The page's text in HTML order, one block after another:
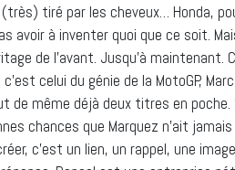
tiré par les cheveux… Honda,
avoir à inventer quoi que ce soit.
de l’avant. Jusqu’à maintenant.
c’est celui du génie de la MotoGP,
de même déjà deux titres en poche.
chances que Marquez n’ait
c’est un lien, un rappel, une